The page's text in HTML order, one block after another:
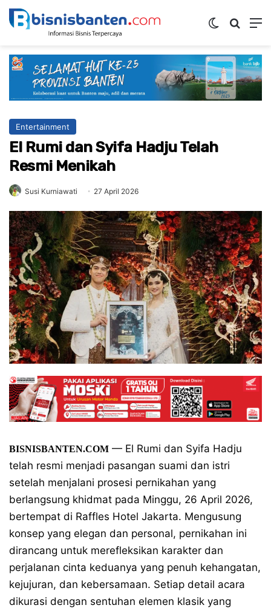
Switch skin
Entertainment
El Rumi dan Syifa Hadju Telah
Resmi Menikah
Susi Kurniawati 27 April 2026
BISNISBANTEN.COM — El Rumi dan Syifa Hadju
telah resmi menjadi pasangan suami dan istri
setelah menjalani prosesi pernikahan yang
berlangsung khidmat pada Minggu, 26 April 2026,
bertempat di Raffles Hotel Jakarta. Mengusung
konsep yang elegan dan personal, pernikahan ini
dirancang untuk merefleksikan karakter dan
perjalanan cinta keduanya yang penuh kehangatan,
kejujuran, dan kebersamaan. Setiap detail acara
dikurasi dengan sentuhan elemen klasik yang